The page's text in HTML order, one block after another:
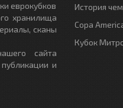
еврокубков
хранилища
сканы
сайта
и
История
Copa
Кубок